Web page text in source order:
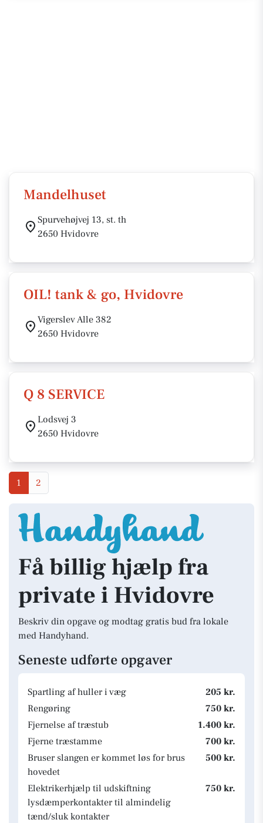
Mandelhuset
Spurvehøjvej 13, st. th
2650 Hvidovre
OIL! tank & go, Hvidovre
Vigerslev Alle 382
2650 Hvidovre
Q 8 SERVICE
Lodsvej 3
2650 Hvidovre
1 2
Få billig hjælp fra
private i Hvidovre
Beskriv din opgave og modtag gratis bud fra lokale
med Handyhand.
Seneste udførte opgaver
Spartling af huller i væg
205 kr.
Rengøring
750 kr.
Fjernelse af træstub
1.400 kr.
Fjerne træstamme
700 kr.
Bruser slangen er kommet løs for brus
hovedet
500 kr.
Elektrikerhjælp til udskiftning
lysdæmperkontakter til almindelig
tænd/sluk kontakter
750 kr.